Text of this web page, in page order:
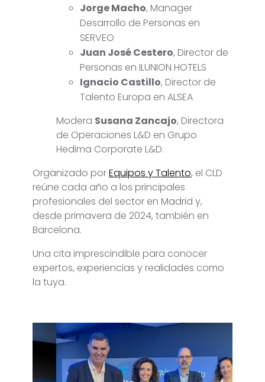
Jorge Macho, Manager
Desarrollo de Personas en
SERVEO
Juan José Cestero, Director de
Personas en ILUNION HOTELS
Ignacio Castillo, Director de
Talento Europa en ALSEA
Modera Susana Zancajo, Directora
de Operaciones L&D en Grupo
Hedima Corporate L&D.
Organizado porEquipos y Talento, el CLD
reúne cada año a los principales
profesionales del sector en Madrid y,
desde primavera de 2024, también en
Barcelona.
Una cita imprescindible para conocer
expertos, experiencias y realidades como
la tuya.